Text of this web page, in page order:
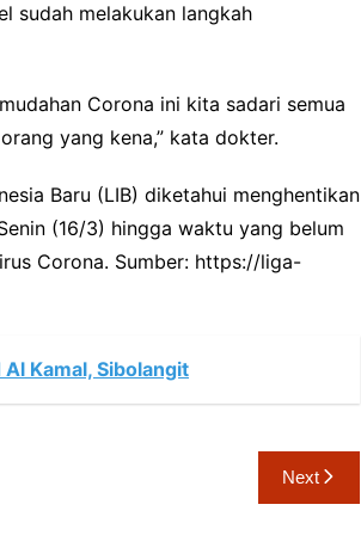
sudah melakukan langkah
Corona ini kita sadari semua
yang kena,” kata dokter.
Baru (LIB) diketahui menghentikan
(16/3) hingga waktu yang belum
Corona. Sumber: https://liga-
Kamal, Sibolangit
Next